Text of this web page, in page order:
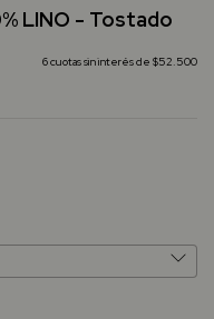
LINO - Tostado
6cuotas sin interés de $52.500